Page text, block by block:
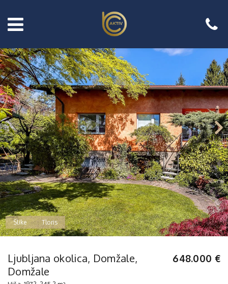
Slike Tloris
Ljubljana okolica, Domžale,
Domžale
648.000 €